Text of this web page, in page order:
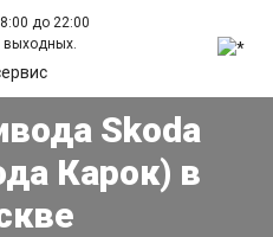
до 22:00
выходных.
Skoda
Карок) в